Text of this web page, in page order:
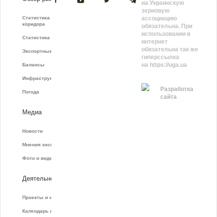
Статистика зернового
коридора
Статистика фрахта
Экспортные показатели
Балансы
Инфраструктура
Погода
Медиа
Новости
Мнения экспертов
Фото и видео
Деятельность
Проекты и инициативы
Календарь событий
на Украинскую
зерновую
ассоциацию
обязательна. При
использовании в
интернет
обязательна так же
гиперссылка
на https://uga.ua
Разработка
сайта